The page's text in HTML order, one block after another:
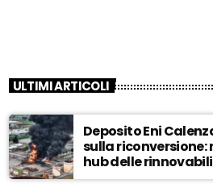
ULTIMI ARTICOLI
Deposito Eni
sulla riconversione:
hub delle rinnovabili
ASCOLTA